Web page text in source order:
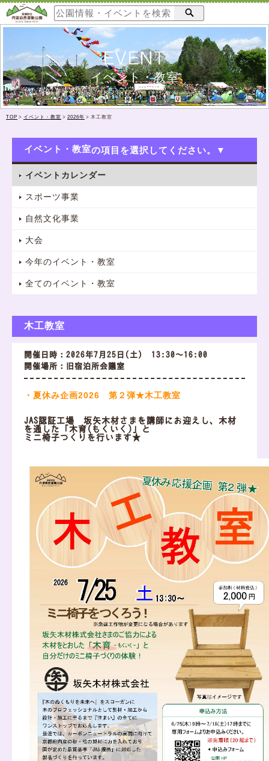
EVENT
イベント・教室
TOP > イベント・教室 > 2026年 > 木工教室
イベント・教室
イベントカレンダー
スポーツ事業
自然文化事業
大会
今年のイベント・教室
全てのイベント・教室
木工教室
開催日時：2026年7月25日(土) 13:30～16:00
開催場所：旧宿泊所会議室
・夏休み企画2026 第２弾★木工教室
JAS認証工場 坂矢木材さまを講師にお迎えし、木材
を通した「木育(もくいく)」と
ミニ椅子づくりを行います★